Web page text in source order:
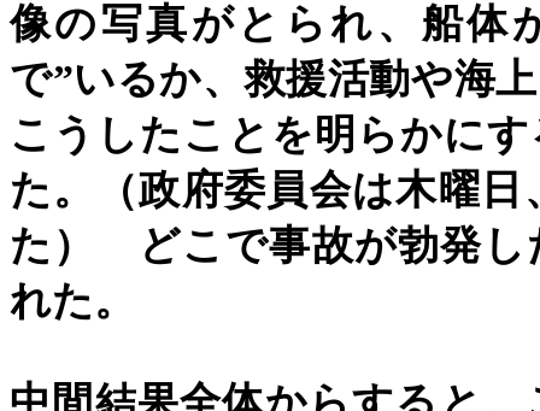
像の写真がとられ、船体
で”いるか、救援活動や海
こうしたことを明らかに
た。（政府委員会は木曜
た） どこで事故が勃発し
れた。
中間結果全体からすると